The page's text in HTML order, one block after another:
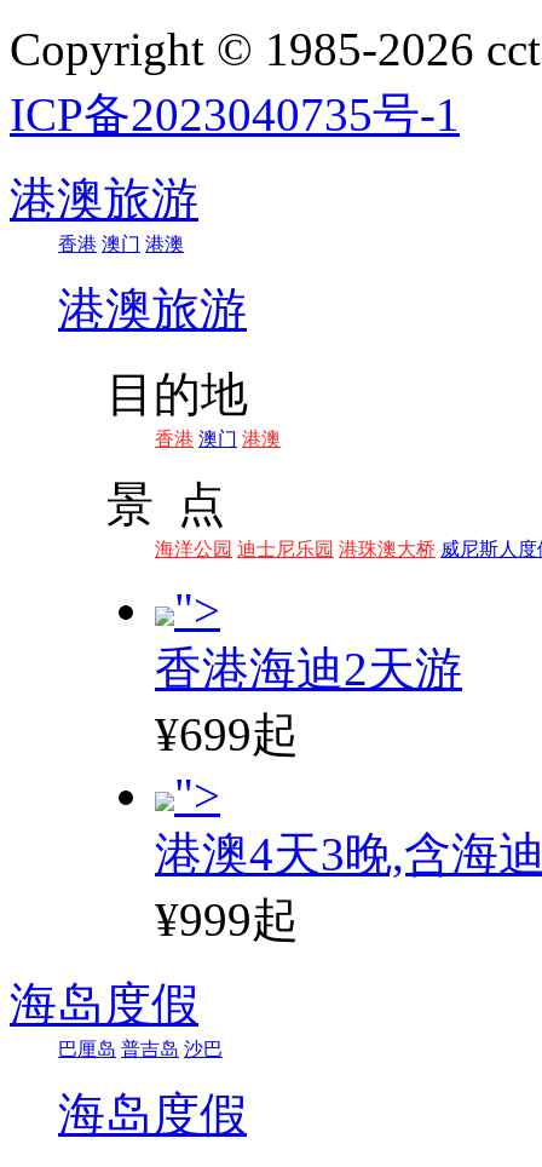
Copyright © 1985-2026
ICP备2023040735号-1
港澳旅游
香港 澳门 港澳
港澳旅游
目的地
香港 澳门 港澳
景 点
海洋公园 迪士尼乐园 港珠澳大桥 威尼斯人度
">
香港海迪2天游
¥699起
">
港澳4天3晚,含海
¥999起
海岛度假
巴厘岛 普吉岛 沙巴
海岛度假